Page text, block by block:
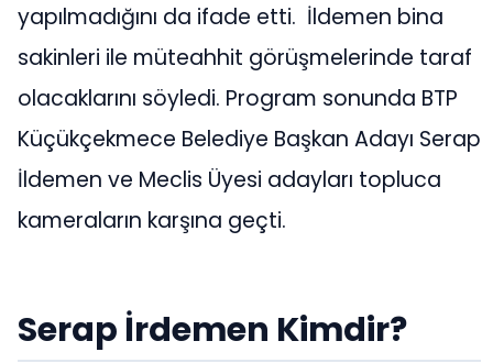
yapılmadığını da ifade etti. İldemen bina
sakinleri ile müteahhit görüşmelerinde taraf
olacaklarını söyledi. Program sonunda BTP
Küçükçekmece Belediye Başkan Adayı Serap
İldemen ve Meclis Üyesi adayları topluca
kameraların karşına geçti.
Serap İrdemen Kimdir?